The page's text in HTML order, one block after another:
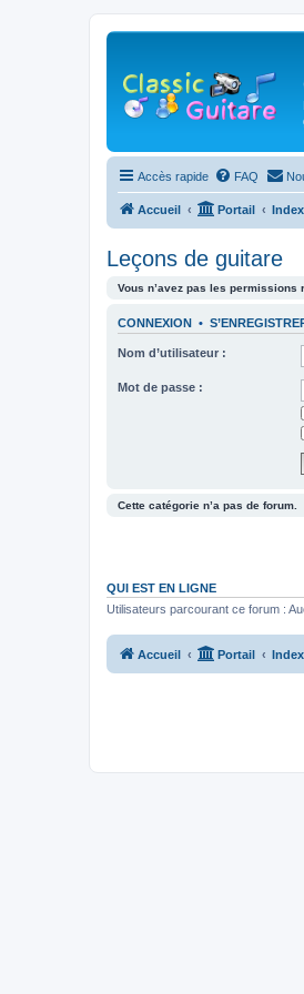
Accès rapide FAQ
Accueil Portail
Leçons de guitare
Vous n’avez pas les
CONNEXION •
Nom d’utilisateur :
Mot de passe :
Cette catégorie n’a pas de forum.
QUI EST EN LIGNE
Utilisateurs parcourant ce forum :
Accueil Portail